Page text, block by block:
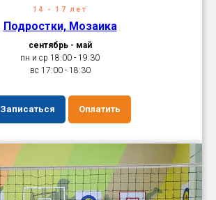
14 - 17 лет
Подростки, Мозаика
сентябрь - май
пн и ср 18:00 - 19:30
вс 17:00 - 18:30
Записаться Оплатить